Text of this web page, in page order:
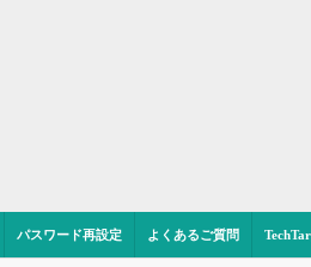
パスワード再設定 よくあるご質問